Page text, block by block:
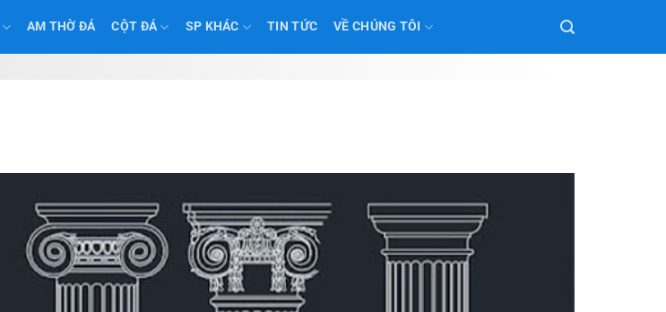
AM THỜ ĐÁ CỘT ĐÁ SP KHÁC TIN TỨC VỀ CHÚNG TÔI